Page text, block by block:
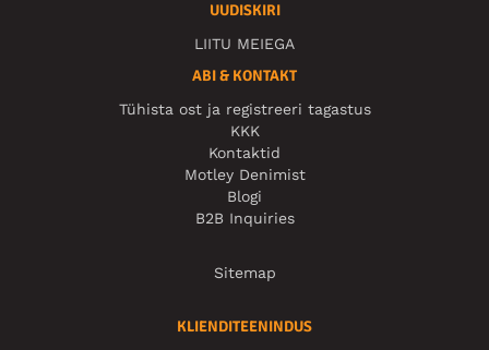
UUDISKIRI
LIITU MEIEGA
ABI & KONTAKT
Tühista ost ja registreeri tagastus
KKK
Kontaktid
Motley Denimist
Blogi
B2B Inquiries
Sitemap
KLIENDITEENINDUS